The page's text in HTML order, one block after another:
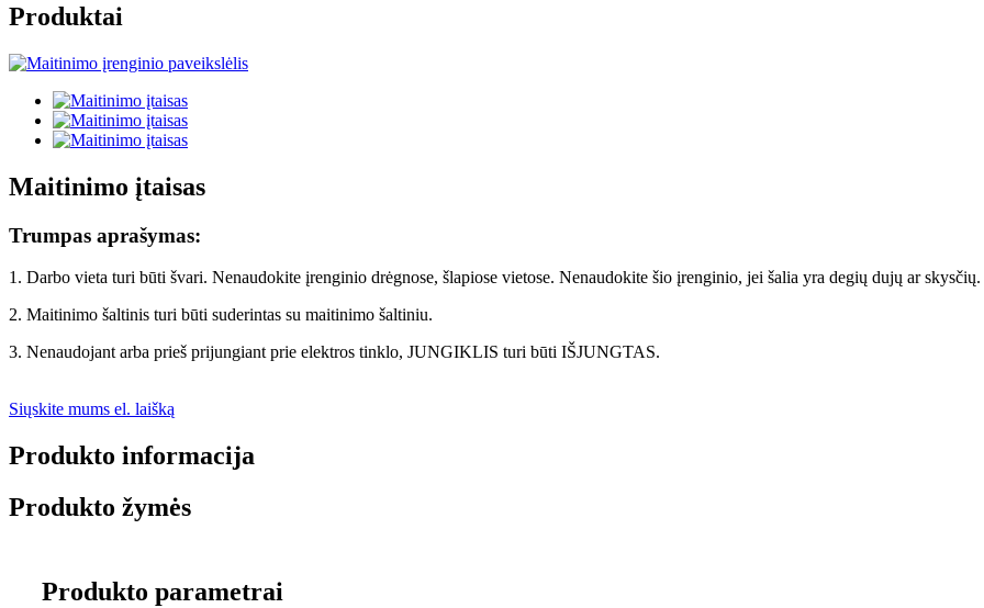
Produktai
Maitinimo įtaisas
Trumpas aprašymas:
1. Darbo vieta turi būti švari. Nenaudokite įrenginio drėgnose, šlapiose vietose. Nenaudokite šio įrenginio, jei šalia yra degių dujų ar skysčių.
2. Maitinimo šaltinis turi būti suderintas su maitinimo šaltiniu.
3. Nenaudojant arba prieš prijungiant prie elektros tinklo, JUNGIKLIS turi būti IŠJUNGTAS.
Siųskite mums el. laišką
Produkto informacija
Produkto žymės
Produkto parametrai